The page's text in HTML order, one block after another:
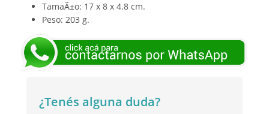
TamaÃ±o: 17 x 8 x 4.8 cm.
Peso: 203 g.
¿Tenés alguna duda?